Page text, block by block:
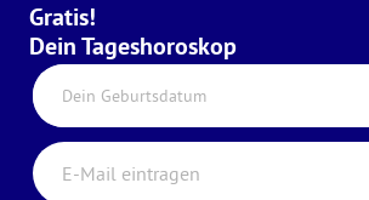
Gratis!
Dein Tageshoroskop
Dein Geburtsdatum